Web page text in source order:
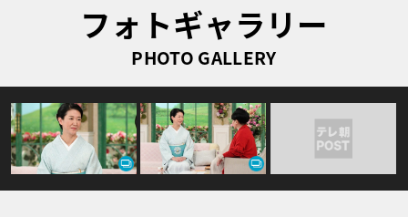
フォトギャラリー
PHOTO GALLERY